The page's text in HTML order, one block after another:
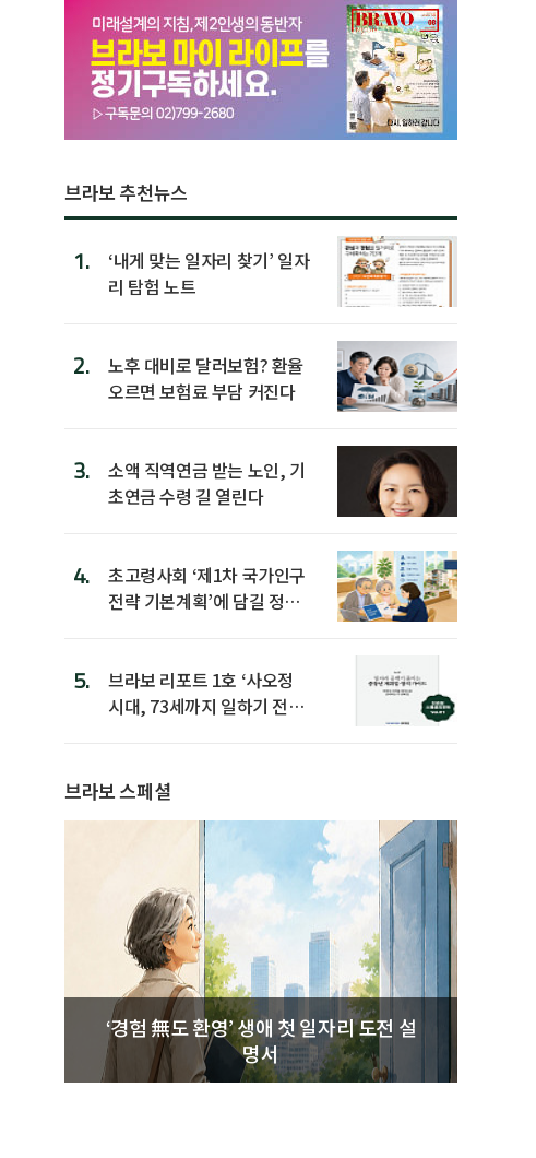
브라보 추천뉴스
1.
‘내게 맞는 일자리 찾기’ 일자
리 탐험 노트
2.
노후 대비로 달러보험? 환율
오르면 보험료 부담 커진다
3.
소액 직역연금 받는 노인, 기
초연금 수령 길 열린다
4.
초고령사회 ‘제1차 국가인구
전략 기본계획’에 담길 정책
5.
브라보 리포트 1호 ‘사오정
시대, 73세까지 일하기 전략’
브라보 스페셜
‘경험 無도 환영’ 생애 첫 일자리 도전 설
명서